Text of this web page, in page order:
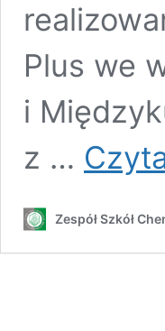
Plus we
i
z …
Zespół Szkół